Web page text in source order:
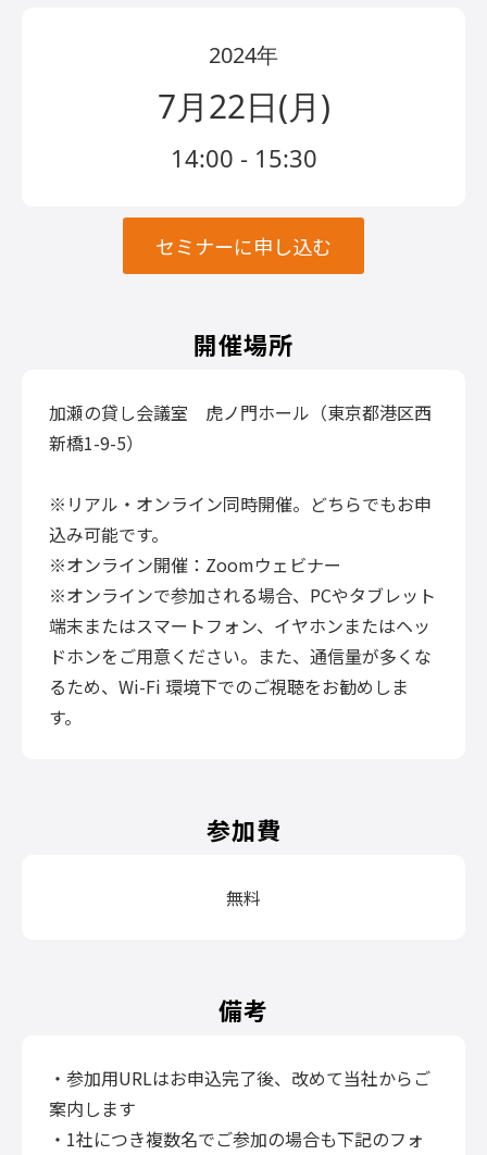
2024年
7月22日(月)
14:00 - 15:30
セミナーに申し込む
開催場所
加瀬の貸し会議室 虎ノ門ホール（東京都港区西
新橋1-9-5）
※リアル・オンライン同時開催。どちらでもお申
込み可能です。
※オンライン開催：Zoomウェビナー
※オンラインで参加される場合、PCやタブレット
端末またはスマートフォン、イヤホンまたはヘッ
ドホンをご用意ください。また、通信量が多くな
るため、Wi-Fi 環境下でのご視聴をお勧めしま
す。
参加費
無料
備考
・参加用URLはお申込完了後、改めて当社からご
案内します
・1社につき複数名でご参加の場合も下記のフォ